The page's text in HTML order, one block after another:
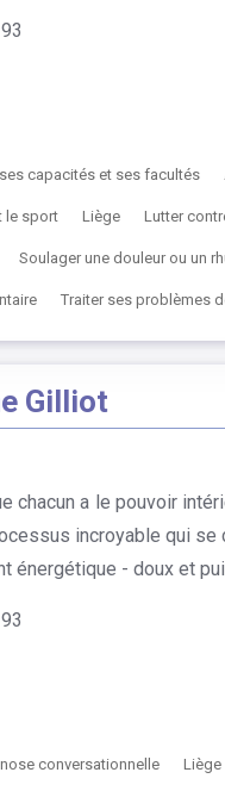
capacités et ses facultés
le sport Liège Lutter
Soulager une douleur ou un
Traiter ses problèmes
Gilliot
chacun a le pouvoir
incroyable qui se
énergétique - doux et
conversationnelle Liège